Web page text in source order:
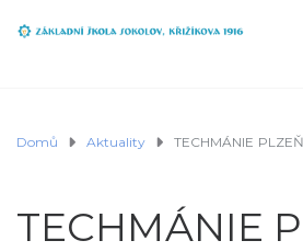
Domů Aktuality TECHMÁNIE PLZEŇ
TECHMÁNIE